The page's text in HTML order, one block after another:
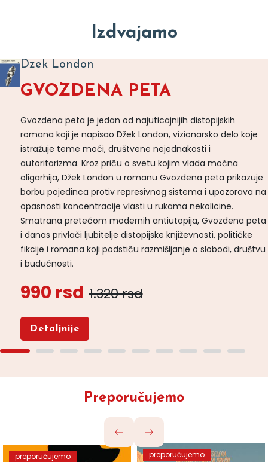
Izdvajamo
Dzek London
GVOZDENA PETA
Gvozdena peta je jedan od najuticajnijih distopijskih
romana koji je napisao Džek London, vizionarsko delo koje
istražuje teme moći, društvene nejednakosti i
autoritarizma. Kroz priču o svetu kojim vlada moćna
oligarhija, Džek London u romanu Gvozdena peta prikazuje
borbu pojedinca protiv represivnog sistema i upozorava na
opasnosti koncentracije vlasti u rukama nekolicine.
Smatrana pretečom modernih antiutopija, Gvozdena peta
i danas privlači ljubitelje distopijske književnosti, političke
fikcije i romana koji podstiču razmišljanje o slobodi, društvu
i budućnosti.
990 rsd 1.320 rsd
Detaljnije
Preporučujemo
preporučujemo preporučujemo